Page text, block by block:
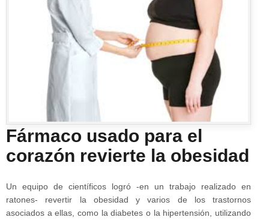
Fármaco usado para el
corazón revierte la obesidad
Un equipo de científicos logró -en un trabajo realizado en
ratones- revertir la obesidad y varios de los trastornos
asociados a ellas, como la diabetes o la hipertensión, utilizando